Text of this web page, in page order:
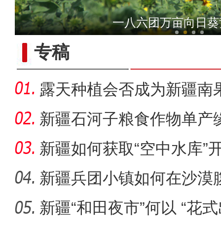
共享文化盛宴 共话兵地融合
共赴一场“文化之约”：首
一八六团万亩向日
专稿
露天种植会否成为新疆南
新疆石河子粮食作物单产
新疆如何获取“空中水库”
新疆兵团小镇如何在沙漠
迹”？
新疆“和田夜市”何以 “花